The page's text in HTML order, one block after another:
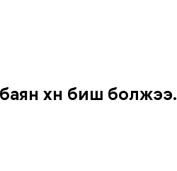
хүн биш болжээ.